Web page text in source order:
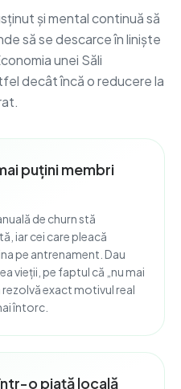
și mental continuă să
să se descarce în liniște
unei Săli
decât încă o reducere la
puțini membri
de churn stă
iar cei care pleacă
pe antrenament. Dau
vieții, pe faptul că „nu mai
exact motivul real
întorc.
o piață locală